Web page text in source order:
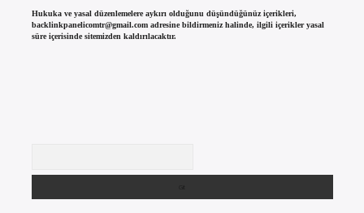
Hukuka ve yasal düzenlemelere aykırı olduğunu düşündüğünüz içerikleri,
backlinkpanelicomtr@gmail.comadresine bildirmeniz halinde, ilgili içerikler yasal
süre içerisinde sitemizden kaldırılacaktır.